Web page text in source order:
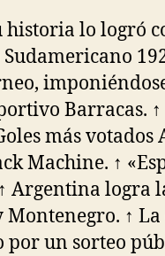
lo logró
Barracas.
más
Machine. ↑
Argentina logra
↑
por un sorteo